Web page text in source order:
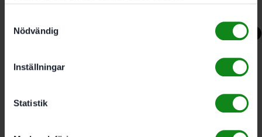
Nödvändig
Inställningar
Statistik
-11%
Festool Diamantskiva DIA
ABRASIVE-D130-ST